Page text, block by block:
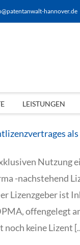
hannover.de
LEISTUNGEN
Nutzung
-nachstehend
Lizenzgeber ist
offengelegt
noch keine Lizent